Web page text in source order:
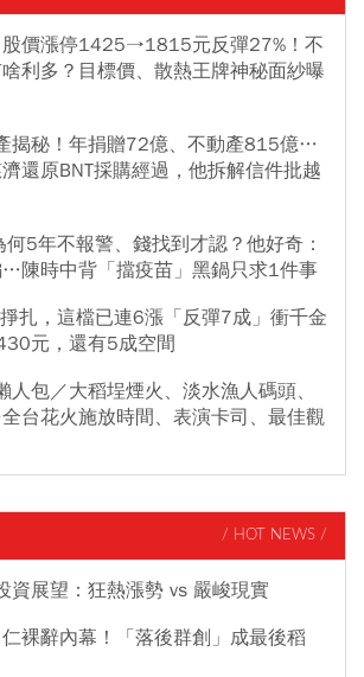
股價漲停1425→1815元反彈27%！不
利多？目標價、散熱王牌神秘面紗曝
揭秘！年捐贈72億、不動產815億…
還原BNT採購經過，他拆解信件批越
5年不報警、錢找到才認？他好奇：
陳時中背「擋疫苗」黑鍋只求1件事
扎，這檔已連6漲「反彈7成」衝千金
元，還有5成空間
包／大稻埕煙火、淡水漁人碼頭、
台花火施放時間、表演卡司、最佳觀
/ HOT NEWS /
資展望：狂熱漲勢 vs 嚴峻現實
裸辭內幕！「落後群創」成最後稻